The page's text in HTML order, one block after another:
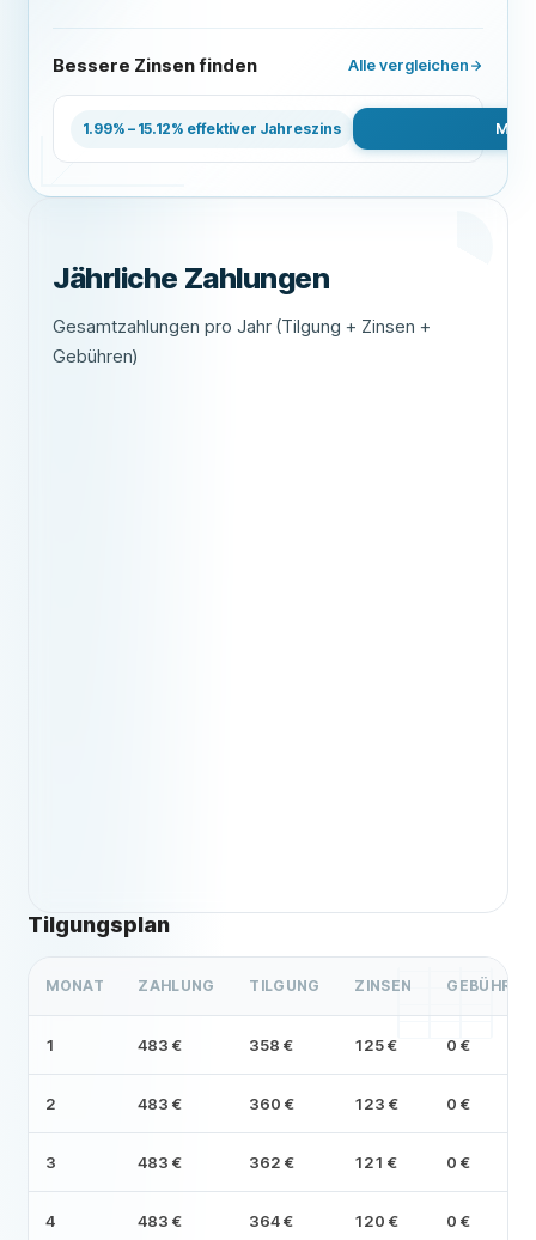
Bessere Zinsen finden Alle vergleichen
GIROMATCH
1.99% – 15.12% effektiver Jahreszins
Jährliche Zahlungen
Gesamtzahlungen pro Jahr (Tilgung + Zinsen +
Gebühren)
Tilgungsplan
MONAT ZAHLUNG TILGUNG ZINSEN GEBÜHR
1 483 € 358 € 125 € 0 €
2 483 € 360 € 123 € 0 €
3 483 € 362 € 121 € 0 €
4 483 € 364 € 120 € 0 €